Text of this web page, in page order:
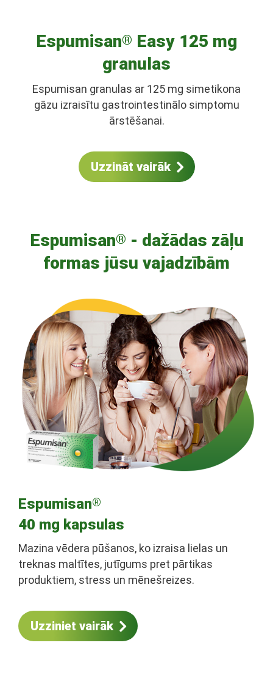
Espumisan® Easy 125 mg
granulas
Espumisan granulas ar 125 mg simetikona
gāzu izraisītu gastrointestinālo simptomu
ārstēšanai.
Uzzināt vairāk
Espumisan® - dažādas zāļu
formas jūsu vajadzībām
Espumisan®
40 mg kapsulas
Mazina vēdera pūšanos, ko izraisa lielas un
treknas maltītes, jutīgums pret pārtikas
produktiem, stress un mēnešreizes.
Uzziniet vairāk